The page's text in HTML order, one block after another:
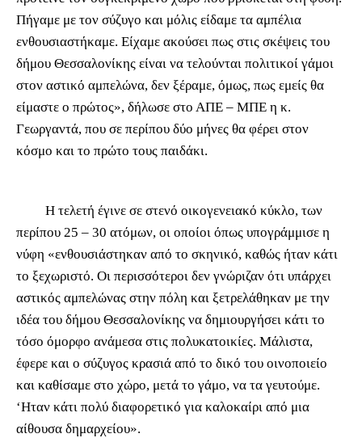
Πήγαμε με τον σύζυγο και μόλις είδαμε τα αμπέλια
ενθουσιαστήκαμε. Είχαμε ακούσει πως στις σκέψεις του
δήμου Θεσσαλονίκης είναι να τελούνται πολιτικοί γάμοι
στον αστικό αμπελώνα, δεν ξέραμε, όμως, πως εμείς θα
είμαστε ο πρώτος», δήλωσε στο ΑΠΕ – ΜΠΕ η κ.
Γεωργαντά, που σε περίπου δύο μήνες θα φέρει στον
κόσμο και το πρώτο τους παιδάκι.
Η τελετή έγινε σε στενό οικογενειακό κύκλο, των
περίπου 25 – 30 ατόμων, οι οποίοι όπως υπογράμμισε η
νύφη «ενθουσιάστηκαν από το σκηνικό, καθώς ήταν κάτι
το ξεχωριστό. Οι περισσότεροι δεν γνώριζαν ότι υπάρχει
αστικός αμπελώνας στην πόλη και ξετρελάθηκαν με την
ιδέα του δήμου Θεσσαλονίκης να δημιουργήσει κάτι το
τόσο όμορφο ανάμεσα στις πολυκατοικίες. Μάλιστα,
έφερε και ο σύζυγος κρασιά από το δικό του οινοποιείο
και καθίσαμε στο χώρο, μετά το γάμο, να τα γευτούμε.
‘Ηταν κάτι πολύ διαφορετικό για καλοκαίρι από μια
αίθουσα δημαρχείου».